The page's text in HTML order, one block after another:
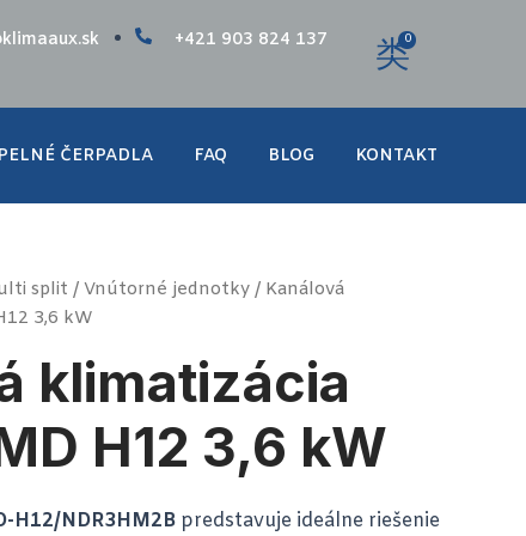
+421 903 824 137 0
ČERPADLA FAQ BLOG KONTAKT
split / Vnútorné jednotky / Kanálová
3,6 kW
klimatizácia
H12 3,6 kW
H12/NDR3HM2B predstavuje ideálne riešenie